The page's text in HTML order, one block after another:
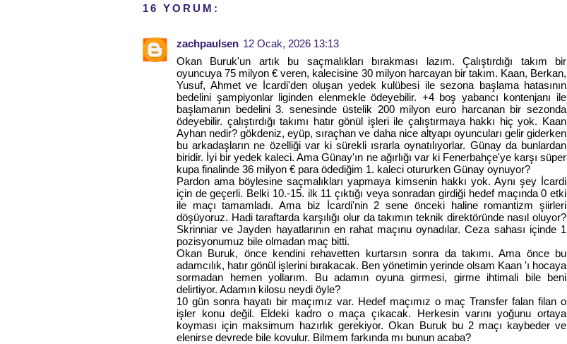
16 YORUM:
zachpaulsen 12 Ocak, 2026 13:13
Okan Buruk'un artık bu saçmalıkları bırakması lazım. Çalıştırdığı takım bir
oyuncuya 75 milyon € veren, kalecisine 30 milyon harcayan bir takım. Kaan, Berkan,
Yusuf, Ahmet ve İcardi'den oluşan yedek kulübesi ile sezona başlama hatasının
bedelini şampiyonlar liginden elenmekle ödeyebilir. +4 boş yabancı kontenjanı ile
başlamanın bedelini 3. senesinde üstelik 200 milyon euro harcanan bir sezonda
ödeyebilir. çalıştırdığı takımı hatır gönül işleri ile çalıştırmaya hakkı hiç yok. Kaan
Ayhan nedir? gökdeniz, eyüp, sıraçhan ve daha nice altyapı oyuncuları gelir giderken
bu arkadaşların ne özelliği var ki sürekli ısrarla oynatılıyorlar. Günay da bunlardan
biridir. İyi bir yedek kaleci. Ama Günay'ın ne ağırlığı var ki Fenerbahçe'ye karşı süper
kupa finalinde 36 milyon € para ödediğim 1. kaleci otururken Günay oynuyor?
Pardon ama böylesine saçmalıkları yapmaya kimsenin hakkı yok. Aynı şey İcardi
için de geçerli. Belki 10.-15. ilk 11 çıktığı veya sonradan girdiği hedef maçında 0 etki
ile maçı tamamladı. Ama biz İcardi'nin 2 sene önceki haline romantizm şiirleri
döşüyoruz. Hadi taraftarda karşılığı olur da takımın teknik direktöründe nasıl oluyor?
Skrinniar ve Jayden hayatlarının en rahat maçınu oynadılar. Ceza sahası içinde 1
pozisyonumuz bile olmadan maç bitti.
Okan Buruk, önce kendini rehavetten kurtarsın sonra da takımı. Ama önce bu
adamcılık, hatır gönül işlerini bırakacak. Ben yönetimin yerinde olsam Kaan 'ı hocaya
sormadan hemen yollarım. Bu adamın oyuna girmesi, girme ihtimali bile beni
delirtiyor. Adamın kilosu neydi öyle?
10 gün sonra hayatı bir maçımız var. Hedef maçımız o maç Transfer falan filan o
işler konu değil. Eldeki kadro o maça çıkacak. Herkesin varını yoğunu ortaya
koyması için maksimum hazırlık gerekiyor. Okan Buruk bu 2 maçı kaybeder ve
elenirse devrede bile kovulur. Bilmem farkında mı bunun acaba?